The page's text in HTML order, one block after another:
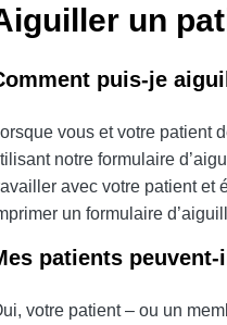
un
puis-je
vous et votre patient
notre formulaire
avec votre patient et
un formulaire
patients
votre patient – ou un